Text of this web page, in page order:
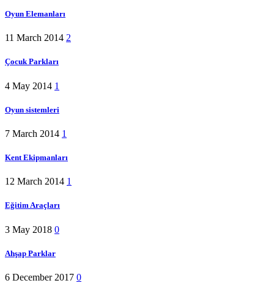
Oyun Elemanları
11 March 2014 2
Çocuk Parkları
4 May 2014 1
Oyun sistemleri
7 March 2014 1
Kent Ekipmanları
12 March 2014 1
Eğitim Araçları
3 May 2018 0
Ahşap Parklar
6 December 2017 0